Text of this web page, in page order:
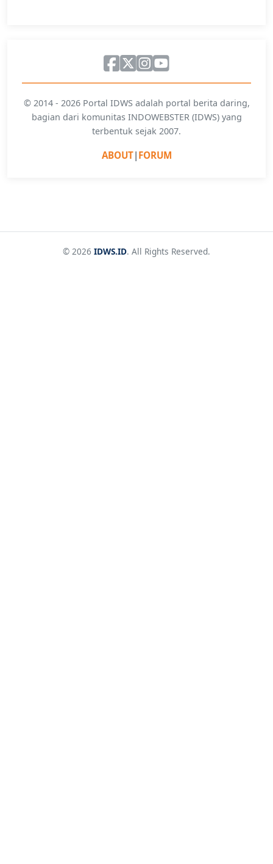
© 2014 - 2026 Portal IDWS adalah portal berita daring,
bagian dari komunitas INDOWEBSTER (IDWS) yang
terbentuk sejak 2007.
ABOUT| FORUM
© 2026 IDWS.ID. All Rights Reserved.